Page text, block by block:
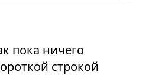
пока ничего
строкой